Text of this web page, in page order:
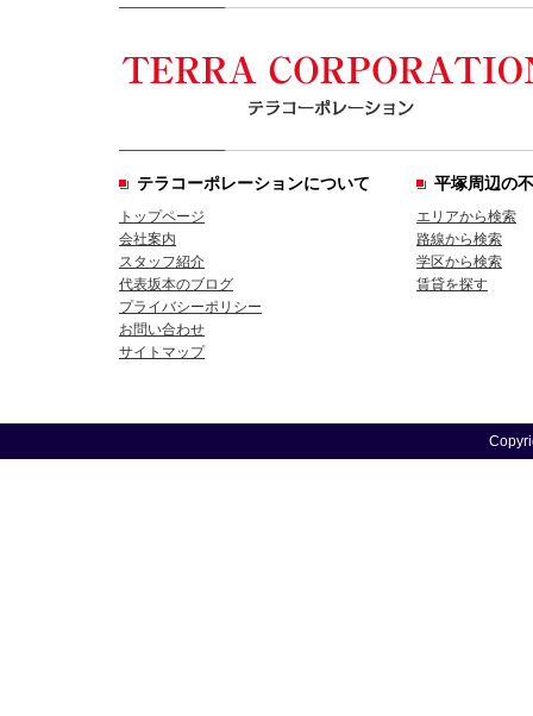
テラコーポレーションについて
トップページ
会社案内
スタッフ紹介
代表坂本のブログ
プライバシーポリシー
お問い合わせ
サイトマップ
平塚周辺の
エリアから検索
路線から検索
学区から検索
賃貸を探す